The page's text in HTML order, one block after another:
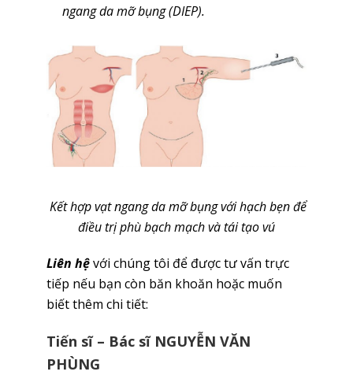
ngang da mỡ bụng (DIEP).
Kết hợp vạt ngang da mỡ bụng với hạch bẹn để
điều trị phù bạch mạch và tái tạo vú
Liên hệvới chúng tôi để được tư vấn trực
tiếp nếu bạn còn băn khoăn hoặc muốn
biết thêm chi tiết:
Tiến sĩ – Bác sĩ NGUYỄN VĂN
PHÙNG